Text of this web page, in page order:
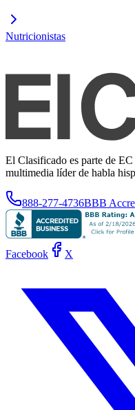
Nutricionistas
El Clasificado es parte de
multimedia líder de habla
888-277-4736BBB
Facebook X